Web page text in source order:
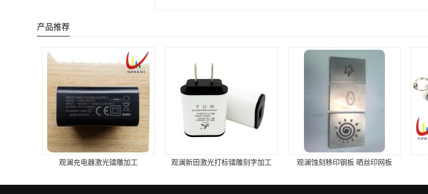
产品推荐
观澜充电器激光镭雕加工 观澜新田激光打标镭雕刻字加工 观澜蚀刻移印钢板 晒丝印网板